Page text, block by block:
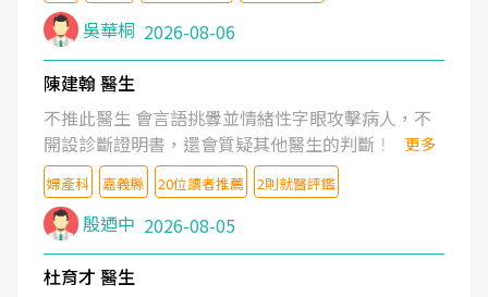
吳華桐 2026-08-06
陳建翰 醫生
不推此醫生 會言語挑釁並情緒性字眼攻擊病人，不
開設診斷證明書，還會質疑其他醫生的判斷！
更多
婦產科 嘉義縣 20位讀者推薦 2則就醫評鑑
殷迺中 2026-08-05
杜育才 醫生